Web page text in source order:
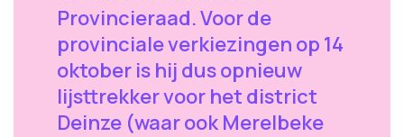
Provincieraad. Voor de
provinciale verkiezingen op 14
oktober is hij dus opnieuw
lijsttrekker voor het district
Deinze (waar ook Merelbeke